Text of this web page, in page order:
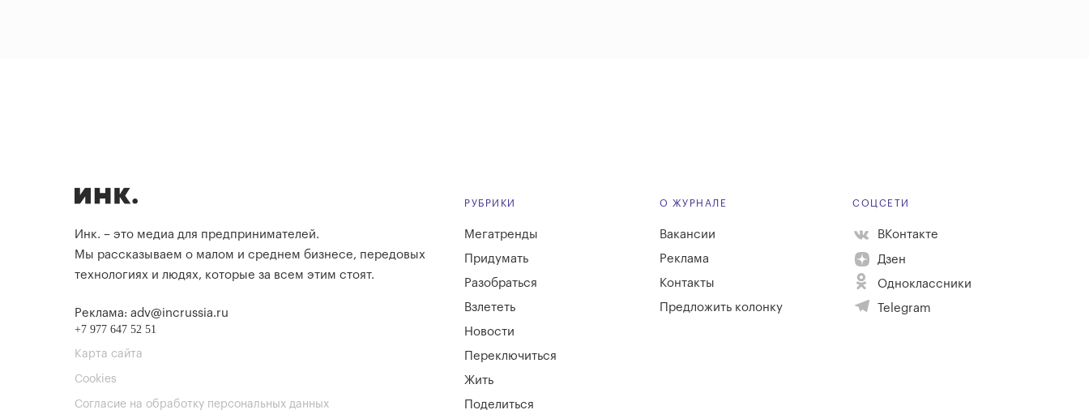
Инк. – это медиа для предпринимателей.
Мы рассказываем о малом и среднем бизнесе, передовых
технологиях и людях, которые за всем этим стоят.
Реклама: adv@incrussia.ru
+7 977 647 52 51
Карта сайта
Cookies
Согласие на обработку персональных данных
РУБРИКИ
Мегатренды
Придумать
Разобраться
Взлететь
Новости
Переключиться
Жить
Поделиться
О ЖУРНАЛЕ
Вакансии
Реклама
Контакты
Предложить колонку
СОЦСЕТИ
ВКонтакте
Дзен
Одноклассники
Telegram